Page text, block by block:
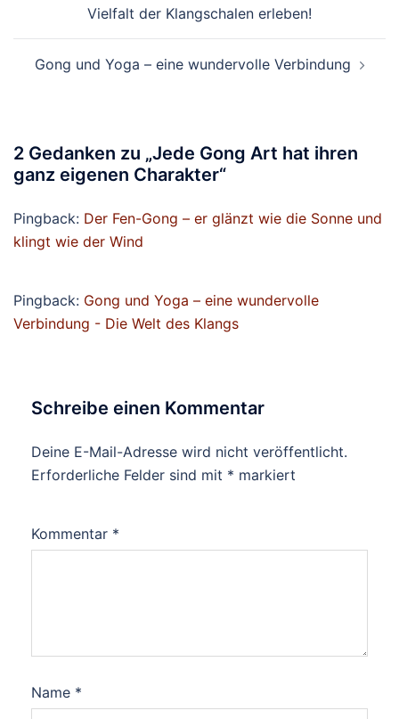
Vielfalt der Klangschalen erleben!
Gong und Yoga – eine wundervolle Verbindung
2 Gedanken zu „Jede Gong Art hat ihren
ganz eigenen Charakter“
Pingback: Der Fen-Gong – er glänzt wie die Sonne und
klingt wie der Wind
Pingback: Gong und Yoga – eine wundervolle
Verbindung - Die Welt des Klangs
Schreibe einen Kommentar
Deine E-Mail-Adresse wird nicht veröffentlicht.
Erforderliche Felder sind mit * markiert
Kommentar *
Name *